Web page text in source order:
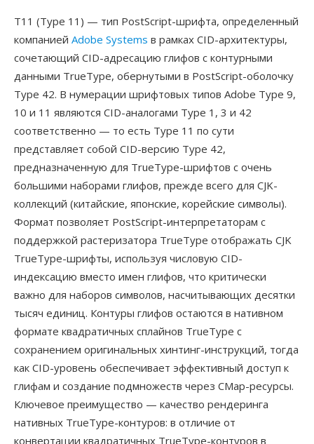
T11 (Type 11) — тип PostScript-шрифта, определенный
компанией Adobe Systems в рамках CID-архитектуры,
сочетающий CID-адресацию глифов с контурными
данными TrueType, обернутыми в PostScript-оболочку
Type 42. В нумерации шрифтовых типов Adobe Type 9,
10 и 11 являются CID-аналогами Type 1, 3 и 42
соответственно — то есть Type 11 по сути
представляет собой CID-версию Type 42,
предназначенную для TrueType-шрифтов с очень
большими наборами глифов, прежде всего для CJK-
коллекций (китайские, японские, корейские символы).
Формат позволяет PostScript-интерпретаторам с
поддержкой растеризатора TrueType отображать CJK
TrueType-шрифты, используя числовую CID-
индексацию вместо имен глифов, что критически
важно для наборов символов, насчитывающих десятки
тысяч единиц. Контуры глифов остаются в нативном
формате квадратичных сплайнов TrueType с
сохранением оригинальных хинтинг-инструкций, тогда
как CID-уровень обеспечивает эффективный доступ к
глифам и создание подмножеств через CMap-ресурсы.
Ключевое преимущество — качество рендеринга
нативных TrueType-контуров: в отличие от
конвертации квадратичных TrueType-контуров в